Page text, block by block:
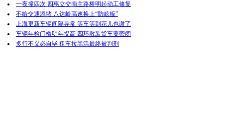
一夜撞四次 四惠立交南主路桥明起动工修复
不给交通添堵 八达岭高速换上“防眩板”
上海更新车辆间隔异常 等车等到花儿也谢了
车辆年检门槛明年提高 四环散装货车要密闭
多行不义必自毕 租车拉黑活最终被判刑